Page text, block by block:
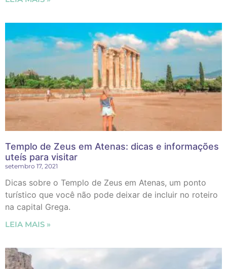
Templo de Zeus em Atenas: dicas e informações
uteís para visitar
setembro 17, 2021
Dicas sobre o Templo de Zeus em Atenas, um ponto
turístico que você não pode deixar de incluir no roteiro
na capital Grega.
LEIA MAIS »